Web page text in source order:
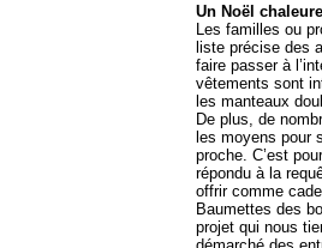
Un Noël
Les familles ou
liste précise des
faire passer à
vêtements sont
les manteaux
De plus, de
les moyens pour
proche. C’est
répondu à la
offrir comme
Baumettes des
projet qui nous
démarché des